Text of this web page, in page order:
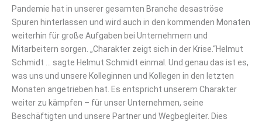
Pandemie hat in unserer gesamten Branche desaströse
Spuren hinterlassen und wird auch in den kommenden Monaten
weiterhin für große Aufgaben bei Unternehmern und
Mitarbeitern sorgen. „Charakter zeigt sich in der Krise.“Helmut
Schmidt … sagte Helmut Schmidt einmal. Und genau das ist es,
was uns und unsere Kolleginnen und Kollegen in den letzten
Monaten angetrieben hat. Es entspricht unserem Charakter
weiter zu kämpfen – für unser Unternehmen, seine
Beschäftigten und unsere Partner und Wegbegleiter. Dies